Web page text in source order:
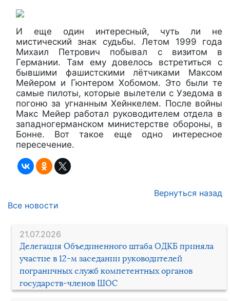
21.07.2026
Делегация Объединенного штаба ОДКБ приняла
участие в 12-м заседании руководителей
пограничных служб компетентных органов
государств-членов ШОС
И еще один интересный, чуть ли не
мистический знак судьбы. Летом 1999 года
Михаил Петрович побывал с визитом в
Германии. Там ему довелось встретиться с
бывшими фашистскими лётчиками Максом
Мейером и Гюнтером Хобомом. Это были те
самые пилоты, которые вылетели с Узедома в
погоню за угнанным Хейнкелем. После войны
Макс Мейер работал руководителем отдела в
западногерманском министерстве обороны, в
Бонне. Вот такое еще одно интересное
пересечение.
Вернуться назад
Все новости